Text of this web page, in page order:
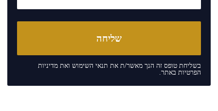
בשליחת טופס זה הנך מאשר/ת את תנאי השימוש ואת מדיניות
הפרטיות באתר.